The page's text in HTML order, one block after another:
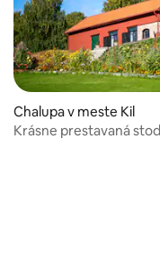
4,96 z 5,
Chalupa v meste Kil
Krásne prestavaná